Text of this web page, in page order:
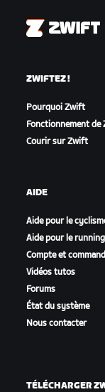
Zwift
ZWIFTEZ !
Pourquoi Zwift
Fonctionnement de
Courir sur Zwift
AIDE
Aide pour le
Aide pour le running
Compte et
Vidéos tutos
Forums
État du système
Nous contacter
TÉLÉCHARGER